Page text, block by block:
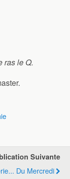
ras le Q.
Suivante
Du Mercredi